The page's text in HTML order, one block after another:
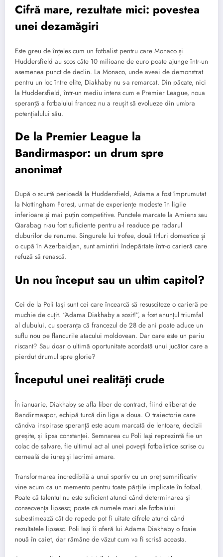
Cifră mare, rezultate mici: povestea
unei dezamăgiri
Este greu de înțeles cum un fotbalist pentru care Monaco și
Huddersfield au scos câte 10 milioane de euro poate ajunge într-un
asemenea punct de declin. La Monaco, unde aveai de demonstrat
pentru un loc între elite, Diakhaby nu s-a remarcat. Din păcate, nici
la Huddersfield, într-un mediu intens cum e Premier League, noua
speranță a fotbalului francez nu a reușit să evolueze din umbra
potențialului său.
De la Premier League la
Bandirmaspor: un drum spre
anonimat
După o scurtă perioadă la Huddersfield, Adama a fost împrumutat
la Nottingham Forest, urmat de experiențe modeste în ligile
inferioare și mai puțin competitive. Punctele marcate la Amiens sau
Qarabag n-au fost suficiente pentru a-l readuce pe radarul
cluburilor de renume. Singurele lui trofee, două titluri domestice și
o cupă în Azerbaidjan, sunt amintiri îndepărtate într-o carieră care
refuză să renască.
Un nou început sau un ultim capitol?
Cei de la Poli Iași sunt cei care încearcă să resusciteze o carieră pe
muchie de cuțit. “Adama Diakhaby a sosit!”, a fost anunțul triumfal
al clubului, cu speranța că francezul de 28 de ani poate aduce un
suflu nou pe flancurile atacului moldovean. Dar oare este un pariu
riscant? Sau doar o ultimă oportunitate acordată unui jucător care a
pierdut drumul spre glorie?
Începutul unei realități crude
În ianuarie, Diakhaby se afla liber de contract, fiind eliberat de
Bandirmaspor, echipă turcă din liga a doua. O traiectorie care
cândva inspirase speranță este acum marcată de lentoare, decizii
greșite, și lipsa constanței. Semnarea cu Poli Iași reprezintă fie un
colac de salvare, fie ultimul act al unei povești fotbalistice scrise cu
cerneală de iureș și lacrimi amare.
Transformarea incredibilă a unui sportiv cu un preț semnificativ
vine acum ca un memento pentru toate părțile implicate în fotbal.
Poate că talentul nu este suficient atunci când determinarea și
consecvența lipsesc; poate că numele mari ale fotbalului
subestimează cât de repede pot fi uitate cifrele atunci când
rezultatele lipsesc. Poli Iași îi oferă lui Adama Diakhaby o foaie
nouă în caiet, dar rămâne de văzut cum va fi scrisă aceasta.